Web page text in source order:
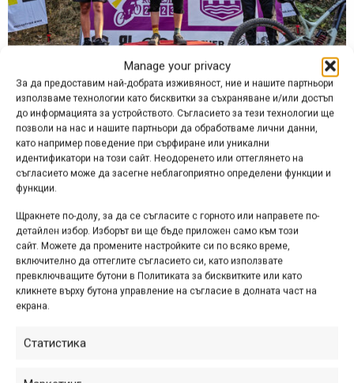
Manage your privacy
За да предоставим най-добрата изживяност, ние и нашите партньори
използваме технологии като бисквитки за съхраняване и/или достъп
до информацията за устройството. Съгласието за тези технологии ще
позволи на нас и нашите партньори да обработваме лични данни,
като например поведение при сърфиране или уникални
идентификатори на този сайт. Неодоренето или оттеглянето на
съгласието може да засегне неблагоприятно определени функции и
функции.
Щракнете по-долу, за да се съгласите с горното или направете по-
детайлен избор. Изборът ви ще бъде приложен само към този
сайт. Можете да промените настройките си по всяко време,
включително да оттеглите съгласието си, като използвате
превключващите бутони в Политиката за бисквитките или като
кликнете върху бутона управление на съгласие в долната част на
екрана.
Статистика
Най-бърз в състезанието бе представителят на СК
„Райдърс Юнайтед“ Кристиян Димитров, който премина
по трасето за време 1:19.46 минути и заслужено се качи
на първото стъпало на почетната стълбичка в категория
съотборника му Теодор Георгиев, а трети остана Стефан
Стоев от клуб „Хоталич“.